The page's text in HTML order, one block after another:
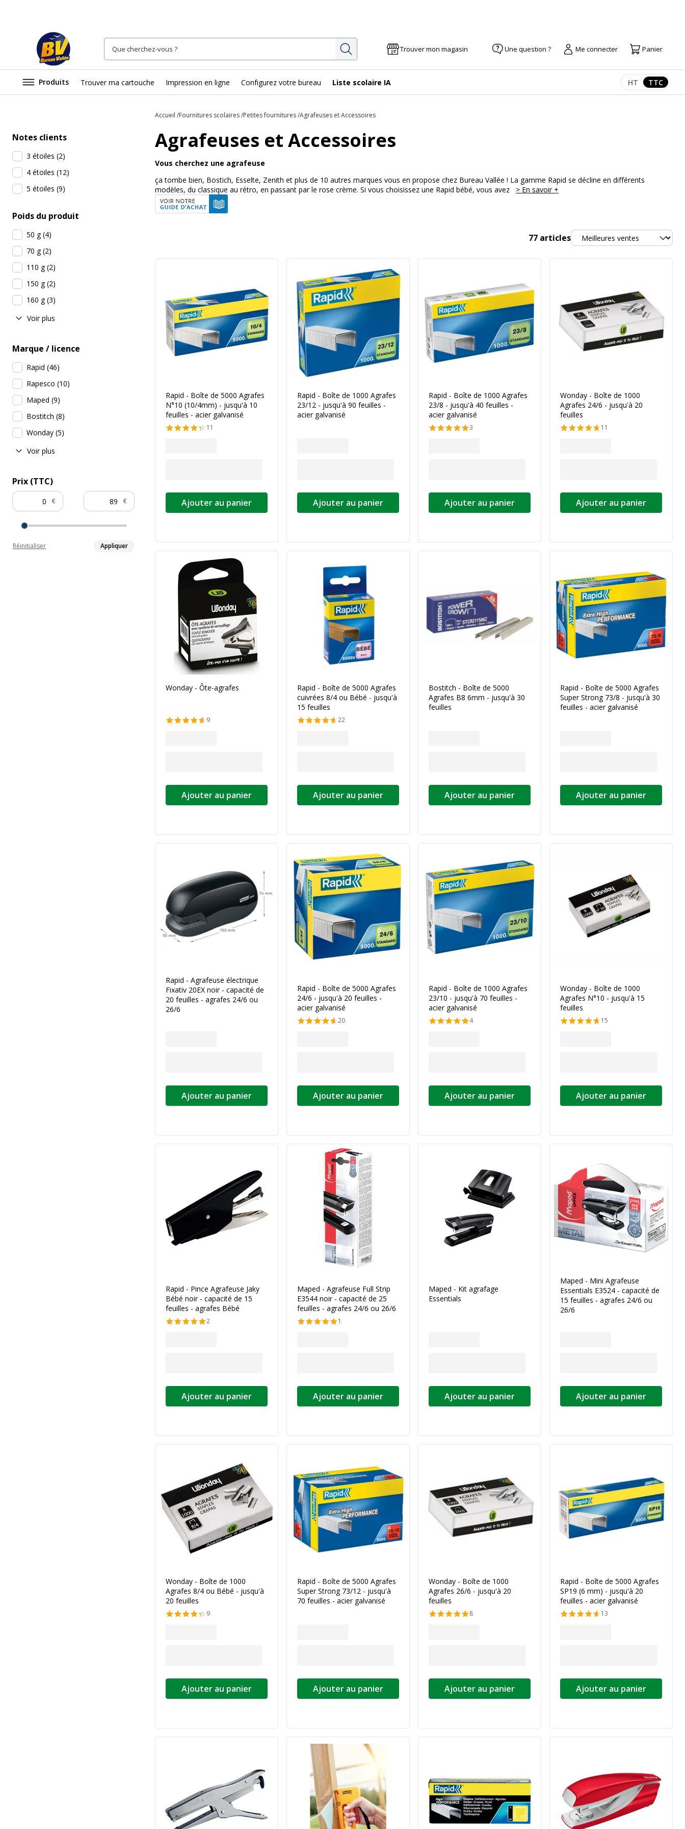
Rechercher Trouver mon magasin Une question ? Me connecter Panier
Produits Trouver ma cartouche Impression en ligne Configurez votre bureau Liste scolaire IA Afficher les
HT TTC
Notes clients
3 étoiles (2)
4 étoiles (12)
5 étoiles (9)
Poids du produit
50 g(4)
70 g(2)
110 g(2)
150 g(2)
160 g(3)
Voir plus
Marque / licence
Rapid (46)
Rapesco (10)
Maped (9)
Bostitch (8)
Wonday (5)
Voir plus
Prix (TTC)
€ €
Réinitialiser Appliquer
Accueil Fournitures scolaires Petites fournitures Agrafeuses et Accessoires
Agrafeuses et Accessoires
Vous cherchez une agrafeuse
ça tombe bien, Bostich, Esselte, Zenith et plus de 10 autres marques vous en propose chez Bureau Vallée ! La gamme Rapid se décline en différents
modèles, du classique au rétro, en passant par le rose crème. Si vous choisissez une Rapid bébé, vous avez
> En savoir +
77 articlesTrier
Rapid - Boîte de 5000 Agrafes
N°10 (10/4mm) - jusqu'à 10
feuilles - acier galvanisé
11
Ajouter au panier
Rapid - Boîte de 1000 Agrafes
23/12 - jusqu'à 90 feuilles -
acier galvanisé
Ajouter au panier
Rapid - Boîte de 1000 Agrafes
23/8 - jusqu'à 40 feuilles -
acier galvanisé
3
Ajouter au panier
Wonday - Boîte de 1000
Agrafes 24/6 - jusqu'à 20
feuilles
11
Ajouter au panier
Wonday - Ôte-agrafes
9
Ajouter au panier
Rapid - Boîte de 5000 Agrafes
cuivrées 8/4 ou Bébé - jusqu'à
15 feuilles
22
Ajouter au panier
Bostitch - Boîte de 5000
Agrafes B8 6mm - jusqu'à 30
feuilles
Ajouter au panier
Rapid - Boîte de 5000 Agrafes
Super Strong 73/8 - jusqu'à 30
feuilles - acier galvanisé
Ajouter au panier
Rapid - Agrafeuse électrique
Fixativ 20EX noir - capacité de
20 feuilles - agrafes 24/6 ou
26/6
Ajouter au panier
Rapid - Boîte de 5000 Agrafes
24/6 - jusqu'à 20 feuilles -
acier galvanisé
20
Ajouter au panier
Rapid - Boîte de 1000 Agrafes
23/10 - jusqu'à 70 feuilles -
acier galvanisé
4
Ajouter au panier
Wonday - Boîte de 1000
Agrafes N°10 - jusqu'à 15
feuilles
15
Ajouter au panier
Rapid - Pince Agrafeuse Jaky
Bébé noir - capacité de 15
feuilles - agrafes Bébé
2
Ajouter au panier
Maped - Agrafeuse Full Strip
E3544 noir - capacité de 25
feuilles - agrafes 24/6 ou 26/6
1
Ajouter au panier
Maped - Kit agrafage
Essentials
Ajouter au panier
Maped - Mini Agrafeuse
Essentials E3524 - capacité de
15 feuilles - agrafes 24/6 ou
26/6
Ajouter au panier
Wonday - Boîte de 1000
Agrafes 8/4 ou Bébé - jusqu'à
20 feuilles
9
Ajouter au panier
Rapid - Boîte de 5000 Agrafes
Super Strong 73/12 - jusqu'à
70 feuilles - acier galvanisé
Ajouter au panier
Wonday - Boîte de 1000
Agrafes 26/6 - jusqu'à 20
feuilles
8
Ajouter au panier
Rapid - Boîte de 5000 Agrafes
SP19 (6 mm) - jusqu'à 20
feuilles - acier galvanisé
13
Ajouter au panier